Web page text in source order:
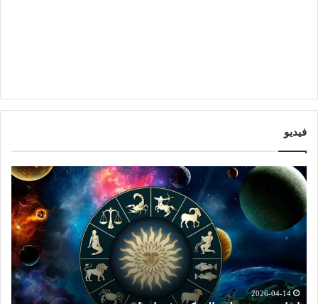
فيديو
ت
و
ق
ع
ا
ل
2026-04-14